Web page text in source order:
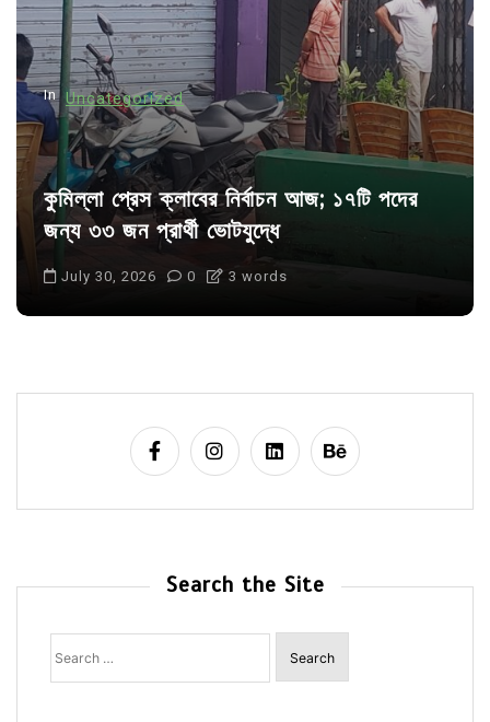
i
o
n
In Uncategorized
কুমিল্লা প্রেস ক্লাবের নির্বাচন আজ; ১৭টি পদের
জন্য ৩৩ জন প্রার্থী ভোটযুদ্ধে
July 30, 2026 0 3 words
Search the Site
Search
for: